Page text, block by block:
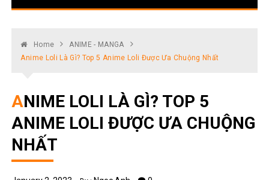
Home
ANIME - MANGA
Anime Loli Là Gì? Top 5 Anime Loli Được Ưa Chuộng Nhất
ANIME LOLI LÀ GÌ? TOP 5
ANIME LOLI ĐƯỢC ƯA CHUỘNG
NHẤT